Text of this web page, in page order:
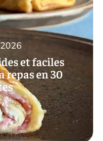
et faciles
repas en 30